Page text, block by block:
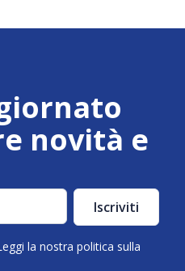
novità e
Iscriviti
la nostra politica sulla